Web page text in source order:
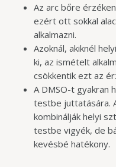
Az arc bőre
ezért ott sokkal
alkalmazni.
Azoknál, akiknél
ki, az ismételt
csökkentik ezt az
A DMSO-t gyakran
testbe juttatására.
kombinálják helyi
testbe vigyék, de
kevésbé hatékony.